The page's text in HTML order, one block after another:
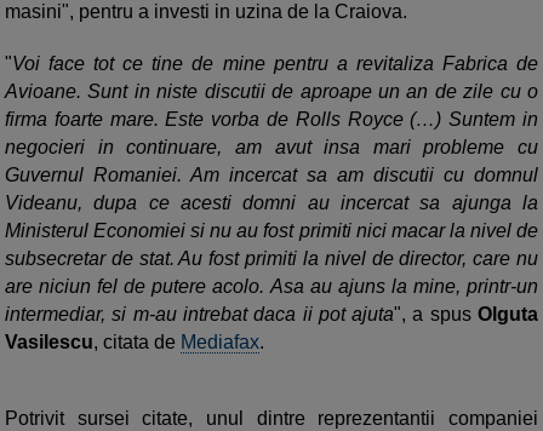
masini", pentru a investi in uzina de la Craiova.
"Voi face tot ce tine de mine pentru a revitaliza Fabrica de
Avioane. Sunt in niste discutii de aproape un an de zile cu o
firma foarte mare. Este vorba de Rolls Royce (…) Suntem in
negocieri in continuare, am avut insa mari probleme cu
Guvernul Romaniei. Am incercat sa am discutii cu domnul
Videanu, dupa ce acesti domni au incercat sa ajunga la
Ministerul Economiei si nu au fost primiti nici macar la nivel de
subsecretar de stat. Au fost primiti la nivel de director, care nu
are niciun fel de putere acolo. Asa au ajuns la mine, printr-un
intermediar, si m-au intrebat daca ii pot ajuta", a spusOlguta
Vasilescu, citata de Mediafax.
Potrivit sursei citate, unul dintre reprezentantii companiei